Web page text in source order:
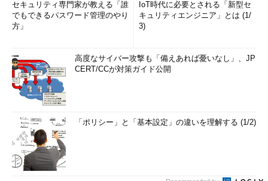
セキュリティ専門家が教える「誰
でもできるパスワード管理のやり
方」
IoT時代に必要とされる「新型セ
キュリティエンジニア」とは (1/
3)
高度なサイバー攻撃も「備えあれば憂いなし」、JP
CERT/CCが対策ガイド公開
「ポリシー」と「基本設定」の違いを理解する (1/2)